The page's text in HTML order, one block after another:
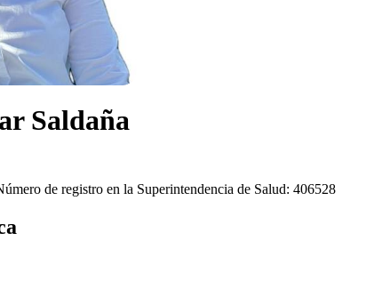
Saldaña
de registro en la Superintendencia de Salud: 406528